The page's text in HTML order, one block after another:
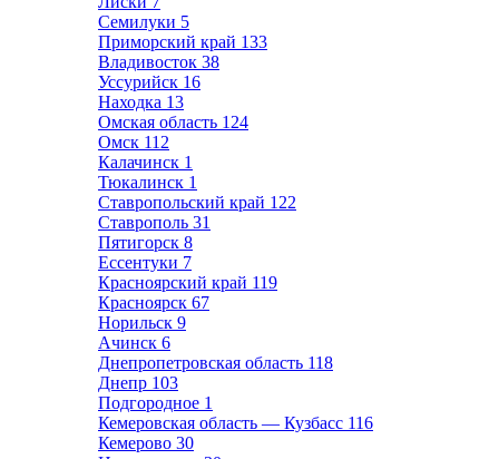
Семилуки 5
Приморский край 133
Владивосток 38
Уссурийск 16
Находка 13
Омская область 124
Омск 112
Калачинск 1
Тюкалинск 1
Ставропольский край 122
Ставрополь 31
Пятигорск 8
Ессентуки 7
Красноярский край 119
Красноярск 67
Норильск 9
Ачинск 6
Днепропетровская область 118
Днепр 103
Подгородное 1
Кемеровская область — Кузбасс 116
Кемерово 30